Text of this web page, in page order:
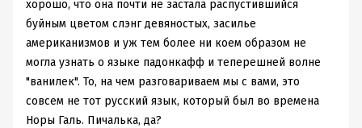
канцелярита. Это название придумал Корней
Чуковский, оно очень точно обозначает болезнь,
которая поразила наше общества еще тогда, когда Галь
писала свою книгу - в 60-70 годы прошлого века, а за
последние десятилетия болезнь письменной речи
приобрела просто колоссальные масштабы. Сегодня
все признаки заболевания можно заметить и в
хорошо, что она почти не застала распустившийся
буйным цветом слэнг девяностых, засилье
американизмов и уж тем более ни коем образом не
могла узнать о языке падонкафф и теперешней волне
"ванилек". То, на чем разговариваем мы с вами, это
совсем не тот русский язык, который был во времена
Норы Галь. Пичалька, да?